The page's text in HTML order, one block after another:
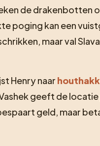
de drakenbotten
poging kan een
maar val
Henry naar
geeft de
geld, maar